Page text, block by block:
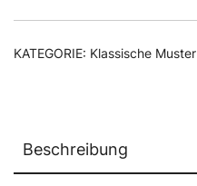
KATEGORIE: Klassische Muster
Beschreibung